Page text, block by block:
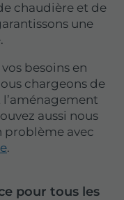
chaudière et de
une
besoins en
chargeons de
aussi nous
problème avec
.
pour tous les